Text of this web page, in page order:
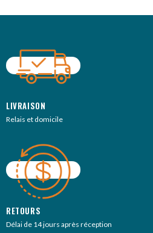
LIVRAISON
Relais et domicile
RETOURS
Délai de 14 jours après réception